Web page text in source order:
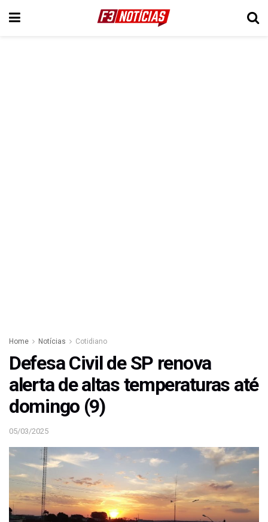
Home Notícias Cotidiano
Defesa Civil de SP renova
alerta de altas temperaturas até
domingo (9)
05/03/2025